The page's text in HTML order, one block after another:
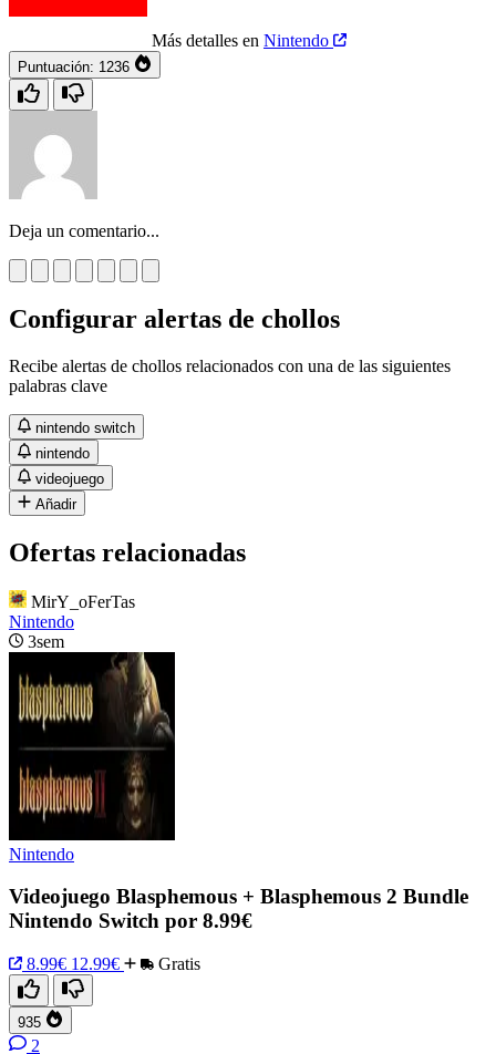
Más detalles en Nintendo
Puntuación: 1236
Deja un comentario...
Configurar alertas de chollos
Recibe alertas de chollos relacionados con una de las siguientes
palabras clave
nintendo switch
nintendo
videojuego
Añadir
Ofertas relacionadas
MirY_oFerTas
Nintendo
3sem
Nintendo
Videojuego Blasphemous + Blasphemous 2 Bundle
Nintendo Switch por 8.99€
8.99€ 12.99€ Gratis
935
2